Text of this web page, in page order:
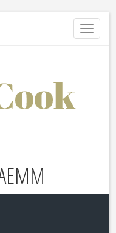
Toggle